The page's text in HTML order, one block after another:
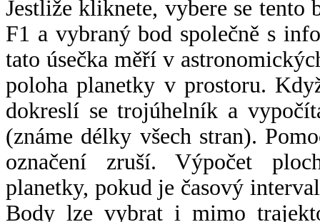
Jestliže kliknete, vybere se tento
F1 a vybraný bod společně s
tato úsečka měří v
poloha planetky v prostoru.
dokreslí se trojúhelník a
(známe délky všech stran).
označení zruší. Výpočet
planetky, pokud je časový
Body lze vybrat i mimo